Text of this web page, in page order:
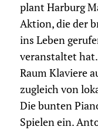
plant Harburg
Aktion, die der
ins Leben
veranstaltet
Raum Klaviere
zugleich von
Die bunten
Spielen ein.